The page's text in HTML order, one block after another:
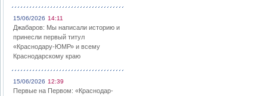
15/06/2026 14:11
Джабаров: Мы написали историю и
принесли первый титул
«Краснодару-ЮМР» и всему
Краснодарскому краю
15/06/2026 12:39
Первые на Первом: «Краснодар-